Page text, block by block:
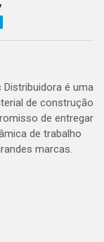
é uma
de construção
de entregar
de trabalho
marcas.